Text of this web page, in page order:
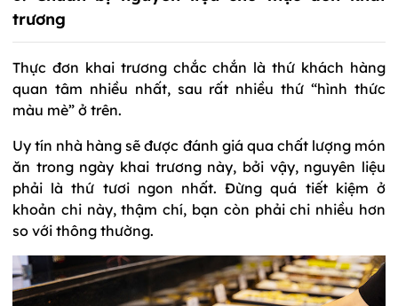
trương
Thực đơn khai trương chắc chắn là thứ khách hàng
quan tâm nhiều nhất, sau rất nhiều thứ “hình thức
màu mè” ở trên.
Uy tín nhà hàng sẽ được đánh giá qua chất lượng món
ăn trong ngày khai trương này, bởi vậy, nguyên liệu
phải là thứ tươi ngon nhất. Đừng quá tiết kiệm ở
khoản chi này, thậm chí, bạn còn phải chi nhiều hơn
so với thông thường.